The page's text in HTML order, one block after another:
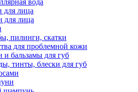
для лица
для лица
пилинги, скатки
для проблемной кожи
и бальзамы для губ
тинты, блески для губ